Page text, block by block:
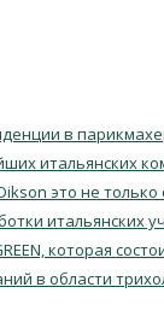
в
итальянских
это не
итальянских
которая
в области